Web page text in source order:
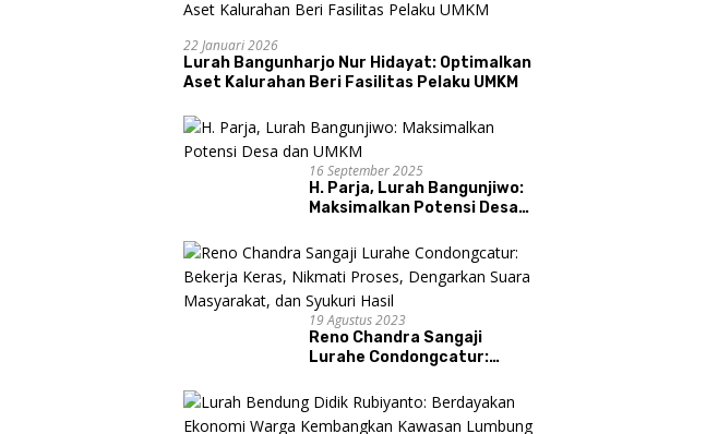
22 Januari 2026
Lurah Bangunharjo Nur Hidayat: Optimalkan
Aset Kalurahan Beri Fasilitas Pelaku UMKM
16 September 2025
H. Parja, Lurah Bangunjiwo:
Maksimalkan Potensi Desa
19 Agustus 2023
Reno Chandra Sangaji
Lurahe Condongcatur:
Proses, Dengarkan Suara
Masyarakat, dan Syukuri